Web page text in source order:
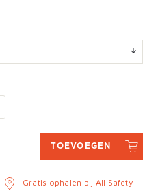
TOEVOEGEN
Gratis ophalen bij All Safety